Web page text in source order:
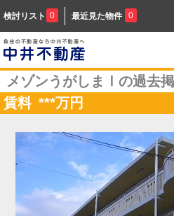
検討リスト 0 最近見た物件 0
メゾンうがしまⅠの過去
賃料 ***万円